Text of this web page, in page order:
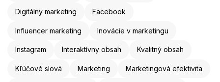
Digitálny marketing Facebook
Influencer marketing Inovácie v marketingu
Instagram Interaktívny obsah Kvalitný obsah
Kľúčové slová Marketing Marketingová efektivita